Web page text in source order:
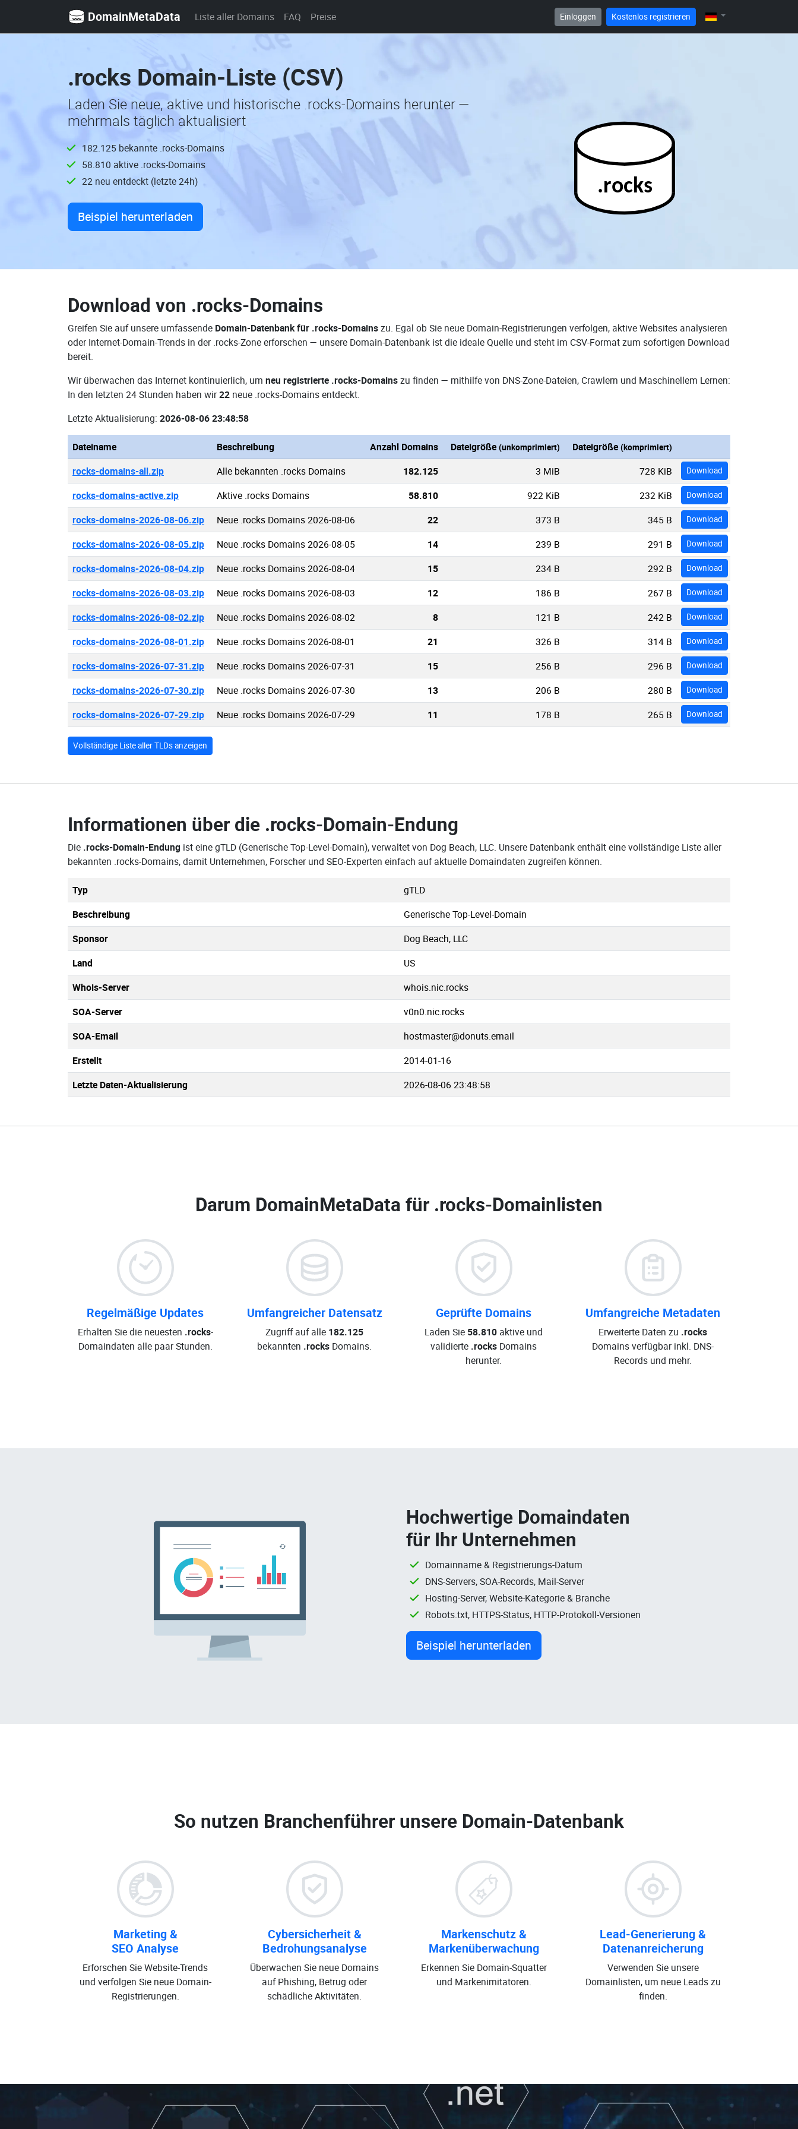
DomainMetaData Liste aller Domains FAQ Preise Einloggen Kostenlos registrieren
.rocks Domain-Liste (CSV)
Laden Sie neue, aktive und historische .rocks-Domains herunter —
mehrmals täglich aktualisiert
182.125 bekannte .rocks-Domains
58.810 aktive .rocks-Domains
22 neu entdeckt (letzte 24h)
Beispiel herunterladen
.rocks
Download von .rocks-Domains
Greifen Sie auf unsere umfassende Domain-Datenbank für .rocks-Domainszu. Egal ob Sie neue Domain-Registrierungen verfolgen, aktive Websites analysieren
oder Internet-Domain-Trends in der .rocks-Zone erforschen — unsere Domain-Datenbank ist die ideale Quelle und steht im CSV-Format zum sofortigen Download
bereit.
Wir überwachen das Internet kontinuierlich, um neu registrierte .rocks-Domainszu finden — mithilfe von DNS-Zone-Dateien, Crawlern und Maschinellem Lernen:
In den letzten 24 Stunden haben wir22 neue .rocks-Domains entdeckt.
Letzte Aktualisierung: 2026-08-06 23:48:58
Dateiname Beschreibung Anzahl Domains Dateigröße (unkomprimiert) Dateigröße (komprimiert)
rocks-domains-all.zip Alle bekannten .rocks Domains 182.125 3 MiB 728 KiB Download
rocks-domains-active.zip Aktive .rocks Domains 58.810 922 KiB 232 KiB Download
rocks-domains-2026-08-06.zip Neue .rocks Domains 2026-08-06 22 373 B 345 B Download
rocks-domains-2026-08-05.zip Neue .rocks Domains 2026-08-05 14 239 B 291 B Download
rocks-domains-2026-08-04.zip Neue .rocks Domains 2026-08-04 15 234 B 292 B Download
rocks-domains-2026-08-03.zip Neue .rocks Domains 2026-08-03 12 186 B 267 B Download
rocks-domains-2026-08-02.zip Neue .rocks Domains 2026-08-02 8 121 B 242 B Download
rocks-domains-2026-08-01.zip Neue .rocks Domains 2026-08-01 21 326 B 314 B Download
rocks-domains-2026-07-31.zip Neue .rocks Domains 2026-07-31 15 256 B 296 B Download
rocks-domains-2026-07-30.zip Neue .rocks Domains 2026-07-30 13 206 B 280 B Download
rocks-domains-2026-07-29.zip Neue .rocks Domains 2026-07-29 11 178 B 265 B Download
Vollständige Liste aller TLDs anzeigen
Informationen über die .rocks-Domain-Endung
Die .rocks-Domain-Endung ist eine gTLD (Generische Top-Level-Domain), verwaltet von Dog Beach, LLC. Unsere Datenbank enthält eine vollständige Liste aller
bekannten .rocks-Domains, damit Unternehmen, Forscher und SEO-Experten einfach auf aktuelle Domaindaten zugreifen können.
Typ
gTLD
Beschreibung
Generische Top-Level-Domain
Sponsor
Dog Beach, LLC
Land
US
Whois-Server
whois.nic.rocks
SOA-Server
v0n0.nic.rocks
SOA-Email
hostmaster@donuts.email
Erstellt
2014-01-16
Letzte Daten-Aktualisierung
2026-08-06 23:48:58
Darum DomainMetaData für .rocks-Domainlisten
Regelmäßige Updates
Erhalten Sie die neuesten .rocks-
Domaindaten alle paar Stunden.
Umfangreicher Datensatz
Zugriff auf alle 182.125
bekannten .rocks Domains.
Geprüfte Domains
Laden Sie 58.810 aktive und
validierte .rocks Domains
herunter.
Umfangreiche Metadaten
Erweiterte Daten zu .rocks
Domains verfügbar inkl. DNS-
Records und mehr.
Hochwertige Domaindaten
für Ihr Unternehmen
Domainname & Registrierungs-Datum
DNS-Servers, SOA-Records, Mail-Server
Hosting-Server, Website-Kategorie & Branche
Robots.txt, HTTPS-Status, HTTP-Protokoll-Versionen
Beispiel herunterladen
So nutzen Branchenführer unsere Domain-Datenbank
Marketing &
SEO Analyse
Erforschen Sie Website-Trends
und verfolgen Sie neue Domain-
Registrierungen.
Cybersicherheit &
Bedrohungsanalyse
Überwachen Sie neue Domains
auf Phishing, Betrug oder
schädliche Aktivitäten.
Markenschutz &
Markenüberwachung
Erkennen Sie Domain-Squatter
und Markenimitatoren.
Lead-Generierung &
Datenanreicherung
Verwenden Sie unsere
Domainlisten, um neue Leads zu
finden.